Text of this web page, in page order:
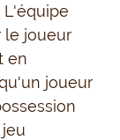
L'équipe
le joueur
en
joueur